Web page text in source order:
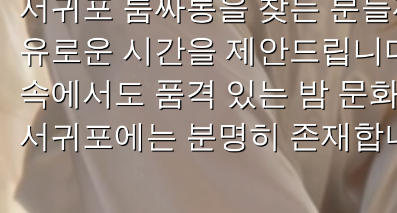
서귀포 룸싸롱을 찾는 분
유로운 시간을 제안드립
속에서도 품격 있는 밤 문
서귀포에는 분명히 존재합